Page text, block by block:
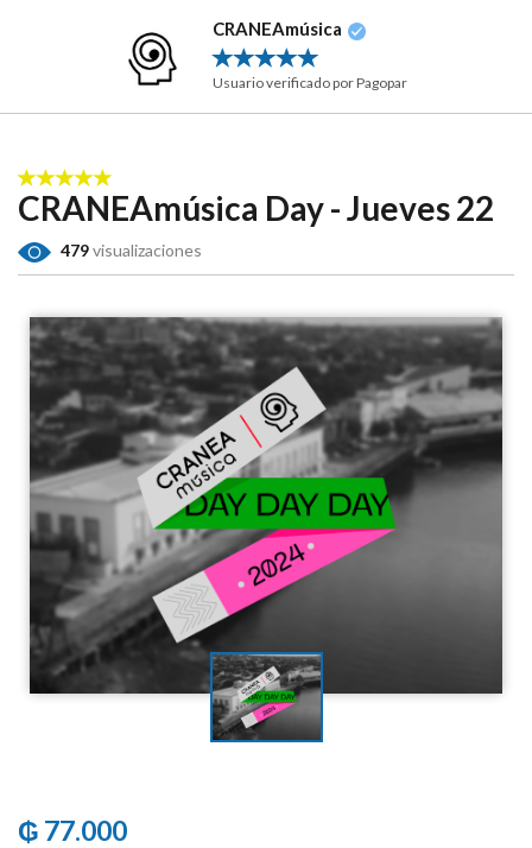
CRANEAmúsica
Usuario verificado por Pagopar
CRANEAmúsica Day - Jueves 22
479visualizaciones
₲ 77.000